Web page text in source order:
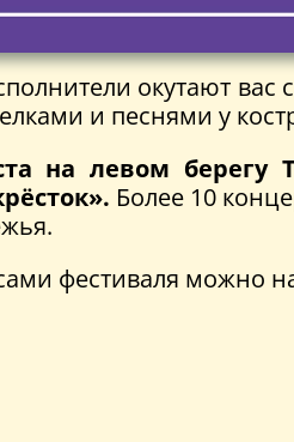
окутают
и песнями у
на левом берегу
Более 10
фестиваля можно